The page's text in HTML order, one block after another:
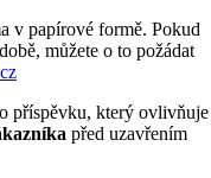
v papírové formě. Pokud
můžete o to požádat
příspěvku, který ovlivňuje
před uzavřením